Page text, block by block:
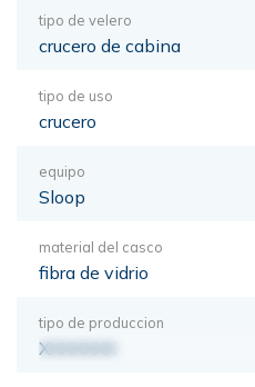
tipo de velero
crucero de cabina
tipo de uso
crucero
equipo
Sloop
material del casco
fibra de vidrio
tipo de produccion
XXXXXXX